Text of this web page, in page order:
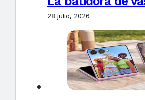
28 julio, 2026